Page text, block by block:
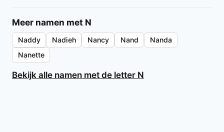
Meer namen met N
Naddy Nadieh Nancy Nand
Nanda
Nanette
Bekijk alle namen met de letter N